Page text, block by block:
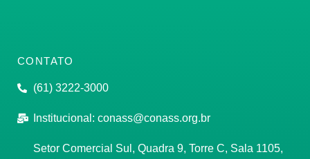
CONTATO
(61) 3222-3000
Institucional: conass@conass.org.br
Setor Comercial Sul, Quadra 9, Torre C, Sala 1105,